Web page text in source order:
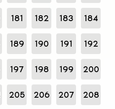
181 182 183 184
189 190 191 192
197 198 199 200
205 206 207 208